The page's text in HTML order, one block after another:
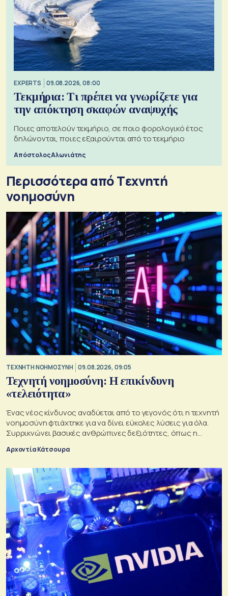
EXPERTS 09.08.2026, 08:00
Τεκμήρια: Τι πρέπει να γνωρίζετε για
την απόκτηση σκαφών αναψυχής
Ποιες αποτελούν τεκμήριο, σε ποιο φορολογικό έτος
δηλώνονται, ποιες εξαιρούνται από το τεκμήριο
Απόστολος Αλωνιάτης
Περισσότερα από Tεχνητή
νοημοσύνη
TΕΧΝΗΤΗ ΝΟΗΜΟΣΥΝΗ 09.08.2026, 09:05
Τεχνητή νοημοσύνη: Η επικίνδυνη
«τελειότητα»
Ένας νέος κίνδυνος αναδύεται από το γεγονός ότι η τεχνητή
νοημοσύνη φτιάχτηκε για να δίνει εύκολες λύσεις για όλα.
Συρρικνώνει βασικές ανθρώπινες δεξιότητες, όπως η
Αρχοντία Κάτσουρα